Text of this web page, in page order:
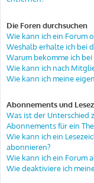
Die Foren durchsuchen
Wie kann ich ein Forum
Weshalb erhalte ich bei
Warum bekomme ich
Wie kann ich nach
Wie kann ich meine
Abonnements und
Was ist der Unterschied
Abonnements für ein
Wie kann ich ein
abonnieren?
Wie kann ich ein Forum
Wie deaktiviere ich